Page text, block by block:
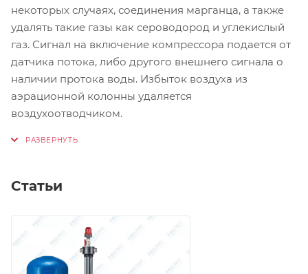
некоторых случаях, соединения марганца, а также
удалять такие газы как сероводород и углекислый
газ. Сигнал на включение компрессора подается от
датчика потока, либо другого внешнего сигнала о
наличии протока воды. Избыток воздуха из
аэрационной колонны удаляется
воздухоотводчиком.
Статьи